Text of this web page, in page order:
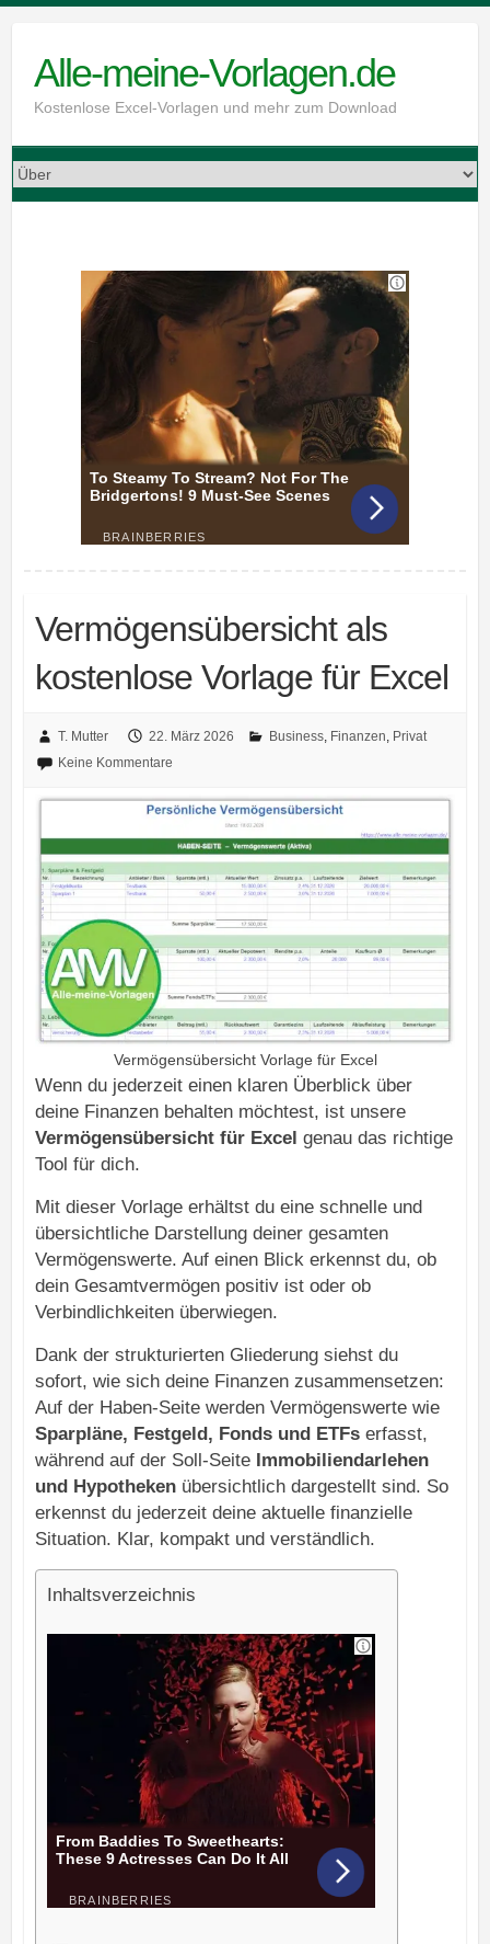
contentAlle-meine-Vorlagen.de
Kostenlose Excel-Vorlagen und mehr zum Download
Vermögensübersicht als
kostenlose Vorlage für Excel
T. Mutter 22. März 2026 Business, Finanzen, Privat
Keine Kommentare
Vermögensübersicht Vorlage für Excel
Wenn du jederzeit einen klaren Überblick über
deine Finanzen behalten möchtest, ist unsere
Vermögensübersicht für Excel genau das richtige
Tool für dich.
Mit dieser Vorlage erhältst du eine schnelle und
übersichtliche Darstellung deiner gesamten
Vermögenswerte. Auf einen Blick erkennst du, ob
dein Gesamtvermögen positiv ist oder ob
Verbindlichkeiten überwiegen.
Dank der strukturierten Gliederung siehst du
sofort, wie sich deine Finanzen zusammensetzen:
Auf der Haben-Seite werden Vermögenswerte wie
Sparpläne, Festgeld, Fonds und ETFserfasst,
während auf der Soll-Seite Immobiliendarlehen
und Hypothekenübersichtlich dargestellt sind. So
erkennst du jederzeit deine aktuelle finanzielle
Situation. Klar, kompakt und verständlich.
Inhaltsverzeichnis